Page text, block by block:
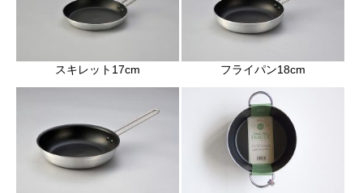
スキレット17cm フライパン18cm